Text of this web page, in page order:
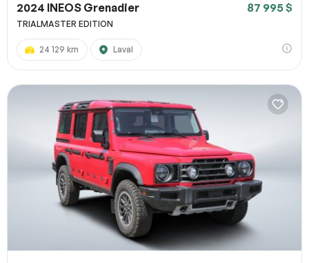
2024 INEOS Grenadier 87 995 $
TRIALMASTER EDITION
24 129 km Laval